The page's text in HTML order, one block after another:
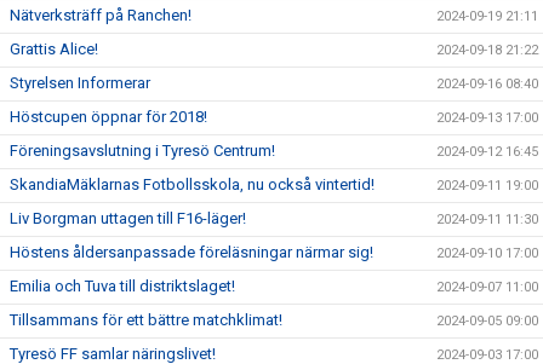
Nätverksträff på Ranchen! 2024-09-19 21:11
Grattis Alice! 2024-09-18 21:22
Styrelsen Informerar 2024-09-16 08:40
Höstcupen öppnar för 2018! 2024-09-13 17:00
Föreningsavslutning i Tyresö Centrum! 2024-09-12 16:45
SkandiaMäklarnas Fotbollsskola, nu också vintertid! 2024-09-11 19:00
Liv Borgman uttagen till F16-läger! 2024-09-11 11:30
Höstens åldersanpassade föreläsningar närmar sig! 2024-09-10 17:00
Emilia och Tuva till distriktslaget! 2024-09-07 11:00
Tillsammans för ett bättre matchklimat! 2024-09-05 09:00
Tyresö FF samlar näringslivet! 2024-09-03 17:00